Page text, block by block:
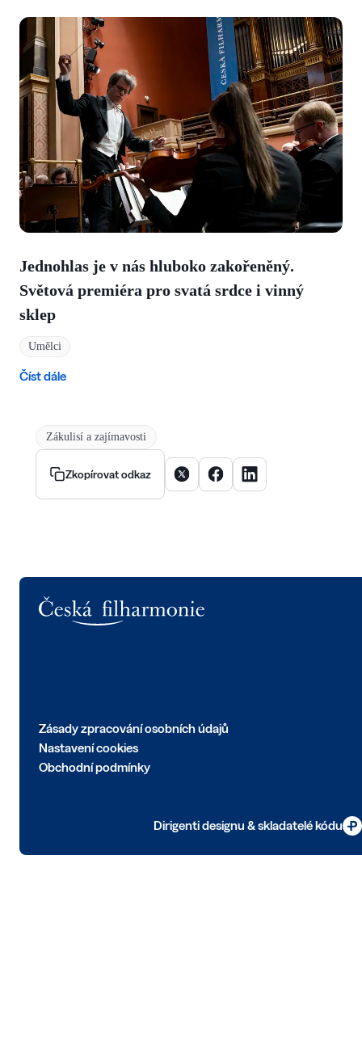
Jednohlas je v nás hluboko zakořeněný.
Světová premiéra pro svatá srdce i vinný
sklep
Umělci
Číst dále
Zákulisí a zajímavosti
Zkopírovat odkaz Sdílet článek na X
Sdílet článek na Facebooku
Sdílet článek na
Zásady zpracování osobních údajů
Nastavení cookies
Obchodní podmínky
Dirigenti designu & skladatelé kódu